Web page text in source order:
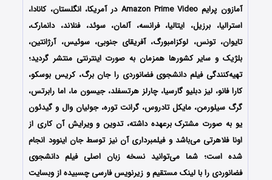
آمازون پرایم Amazon Prime Video در آمریکا، انگلستان، کانادا،
استرالیا، برزیل، ایتالیا، فرانسه، آلمان، سوئد، فنلاند، دانمارک،
تایوان، تونس، لوکزامبورگ، آفریقای جنوبی، سوئیس، آرژانتین،
بلژیک و سایر کشورها همزمان به صورت اینترنتی منتشر گردید؛
تهیه‌کنندگی فیلم دانشجوی فضانوردی را جان برگ، کریس بوسکو،
کارا فانو، لیز دبلیو گارسیا، چارلز هرتسفلد، جیسون ما، اما رابرتس،
گرگ سیلورمن، مایکل تادروس، گرانت توره، جولیان وال و گیدئون
یو به صورت مشترک برعهده داشته، تدوین و ویرایش آن کاری از
اونا فلاهرتی می‌باشد و فیلمبرداری آن نیز توسط جان اینوود انجام
شده است؛ شما می‌توانید نسخه زبان اصلی فیلم دانشجوی
فضانوردی را با ‌لینک مستقیم و زیرنویس فارسی چسبیده از وبسایت